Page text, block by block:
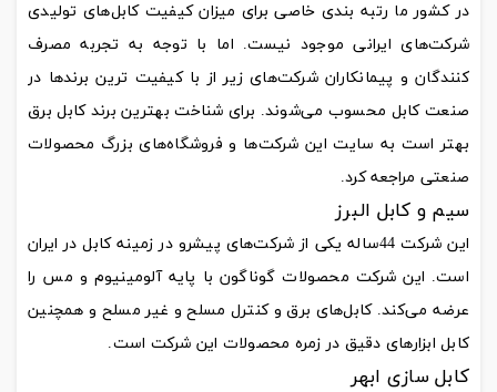
در کشور ما رتبه بندی خاصی برای میزان کیفیت کابل‌های تولیدی
شرکت‌های ایرانی موجود نیست. اما با توجه به تجربه مصرف
کنندگان و پیمانکاران شرکت‌های زیر از با کیفیت ترین برندها در
صنعت کابل محسوب می‌شوند. برای شناخت بهترین برند کابل برق
بهتر است به سایت این شرکت‌ها و فروشگاه‌های بزرگ محصولات
صنعتی مراجعه کرد.
سیم و کابل البرز
این شرکت 44ساله یکی از شرکت‌های پیشرو در زمینه کابل در ایران
است. این شرکت محصولات گوناگون با پایه آلومینیوم و مس را
عرضه می‌کند. کابل‌های برق و کنترل مسلح و غیر مسلح و همچنین
کابل ابزارهای دقیق در زمره محصولات این شرکت است.
کابل سازی ابهر